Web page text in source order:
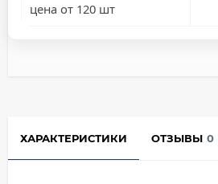
цена от 120 шт
ХАРАКТЕРИСТИКИ ОТЗЫВЫ 0